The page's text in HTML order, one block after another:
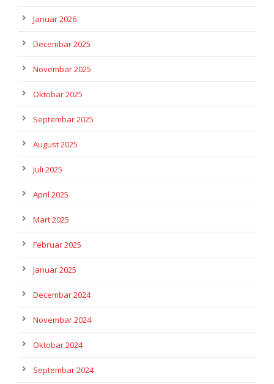
Januar 2026
Decembar 2025
Novembar 2025
Oktobar 2025
Septembar 2025
August 2025
Juli 2025
April 2025
Mart 2025
Februar 2025
Januar 2025
Decembar 2024
Novembar 2024
Oktobar 2024
Septembar 2024